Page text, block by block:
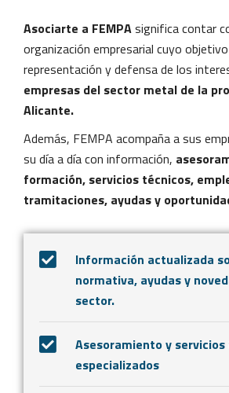
Asociarte a FEMPAsignifica contar
organización empresarial cuyo
representación y defensa de los
empresas del sector metal de la
Alicante.
Además, FEMPA acompaña a sus
su día a día con información,
formación, servicios técnicos,
tramitaciones, ayudas y
Información actualizada
normativa, ayudas y
sector.
Asesoramiento y
especializados